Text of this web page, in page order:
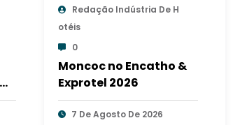
Redação Indústria De H
Otéis
0
Moncoc no Encatho &
Exprotel 2026
7 De Agosto De 2026